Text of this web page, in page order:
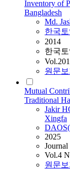
Inventory of
Bangladesh
Md.
한국
2014
한국
원문보
Mutual
Traditional
Jakir
Xingfa
2025
Vol.4
원문보